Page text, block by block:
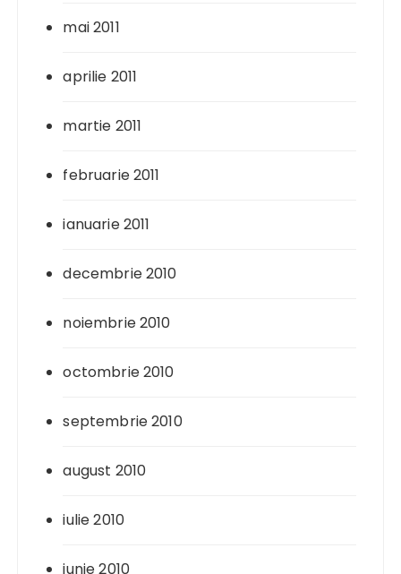
mai 2011
aprilie 2011
martie 2011
februarie 2011
ianuarie 2011
decembrie 2010
noiembrie 2010
octombrie 2010
septembrie 2010
august 2010
iulie 2010
iunie 2010